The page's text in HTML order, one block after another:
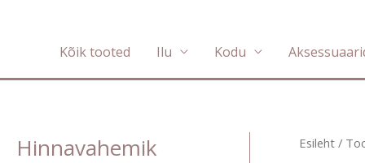
Kõik tooted Ilu Kodu
Hinnavahemik Esileht/